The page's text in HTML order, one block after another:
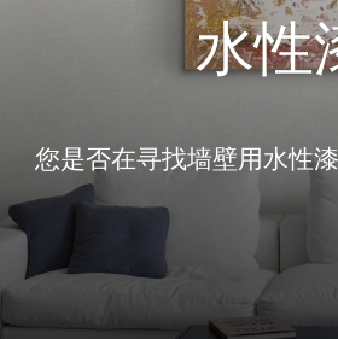
水性
您是否在寻找墙壁用水性